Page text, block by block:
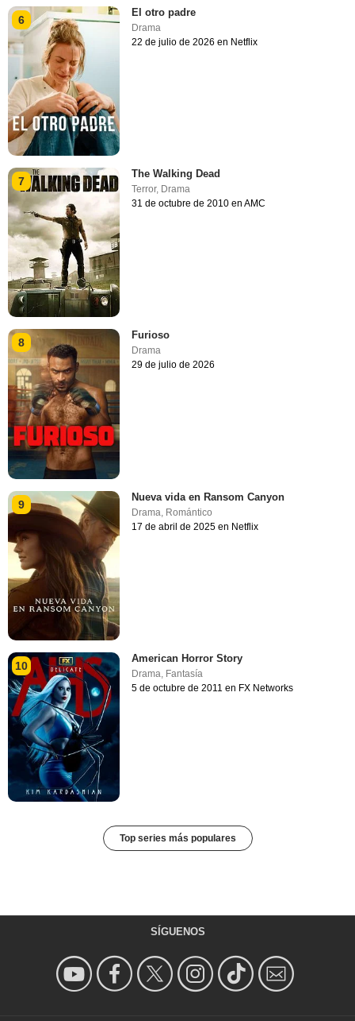
6
El otro padre
Drama
22 de julio de 2026 en Netflix
7
The Walking Dead
Terror, Drama
31 de octubre de 2010 en AMC
8
Furioso
Drama
29 de julio de 2026
9
Nueva vida en Ransom Canyon
Drama Romántico
17 de abril de 2025 en Netflix
10
American Horror Story
Drama, Fantasía
5 de octubre de 2011 en FX Networks
Top series más populares
SÍGUENOS